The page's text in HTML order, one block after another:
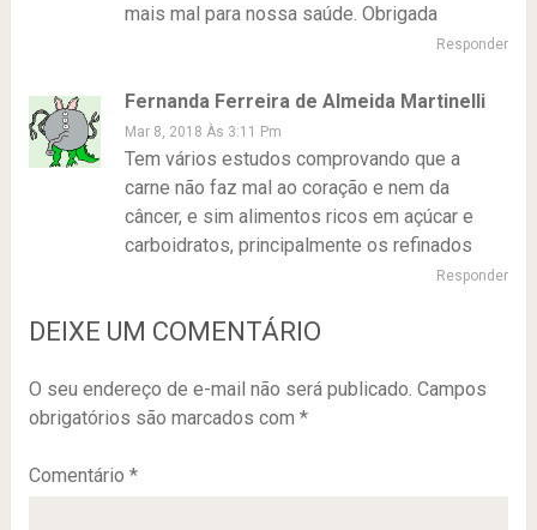
mais mal para nossa saúde. Obrigada
Responder
Fernanda Ferreira de Almeida Martinelli
Mar 8, 2018 Às 3:11 Pm
Tem vários estudos comprovando que a
carne não faz mal ao coração e nem da
câncer, e sim alimentos ricos em açúcar e
carboidratos, principalmente os refinados
Responder
DEIXE UM COMENTÁRIO
O seu endereço de e-mail não será publicado. Campos
obrigatórios são marcados com *
Comentário *